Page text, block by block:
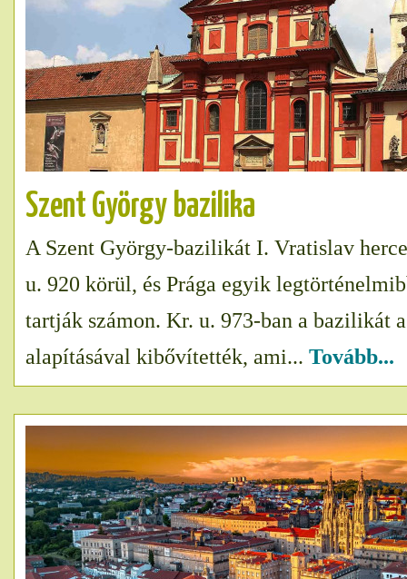
Szent György bazilika
A Szent György-bazilikát I. Vratislav
u. 920 körül, és Prága egyik
tartják számon. Kr. u. 973-ban a bazilikát
alapításával kibővítették, ami... Tovább...